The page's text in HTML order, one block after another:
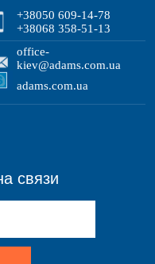
+38050 609-14-78
+38068 358-51-13
office-
kiev@adams.com.ua
adams.com.ua
связи